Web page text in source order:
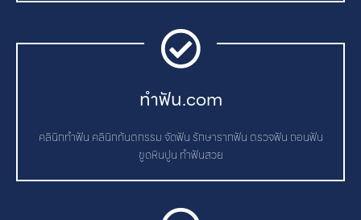
ทําฟัน.com
คลินิกทำฟัน คลินิกทันตกรรม จัดฟัน รักษารากฟัน ตรวจฟัน ถอนฟัน
ขูดหินปูน ทำฟันสวย